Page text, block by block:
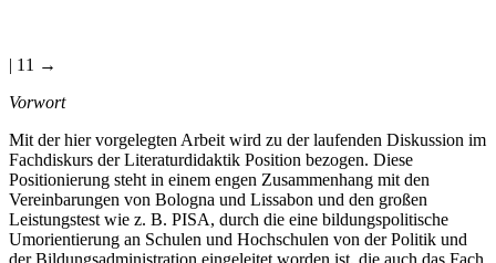
| 11 →
Vorwort
Mit der hier vorgelegten Arbeit wird zu der laufenden Diskussion im
Fachdiskurs der Literaturdidaktik Position bezogen. Diese
Positionierung steht in einem engen Zusammenhang mit den
Vereinbarungen von Bologna und Lissabon und den großen
Leistungstest wie z. B. PISA, durch die eine bildungspolitische
Umorientierung an Schulen und Hochschulen von der Politik und
der Bildungsadministration eingeleitet worden ist, die auch das Fach